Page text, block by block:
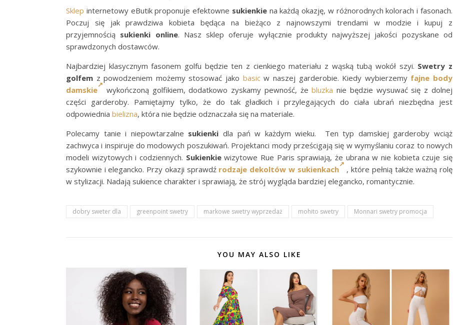
Sklep internetowy eButik proponuje efektowne sukienkie na każdą okazję, w różnorodnych kolorach i fasonach.
Poczuj się jak prawdziwa kobieta będąca na bieżąco z najnowszymi trendami w modzie i kupuj z
przyjemnością sukienki online. Nasz sklep oferuje wyłącznie produkty najwyższej jakości pozyskane od
sprawdzonych dostawców.
Najbardziej klasycznym fasonem golfu będzie ten z cienkiego materiału z wąską tubą wokół szyi. Swetry z
golfem z powodzeniem możemy stosować jako basicw naszej garderobie. Kiedy wybierzemy fajne body
damskie
wykończoną golfikiem, dodatkowo zyskamy pewność, żebluzka nie będzie wysuwać się z dolnej
części garderoby. Pamiętajmy tylko, że do tak gładkich i przylegających do ciała ubrań niezbędna jest
odpowiednia bielizna, która nie będzie odznaczała się na materiale.
Polecamy tanie i niepowtarzalne sukienki dla pań w każdym wieku. Ten typ damskiej garderoby wciąż
zachwyca i inspiruje do modowych poszukiwań. Projektanci mody prześcigają się w wymyślaniu coraz to nowych
modeli wizytowych i codziennych. Sukienkiewizytowe Rue Paris sprawiają, że ubrana w nie kobieta czuje się
szykownie i elegancko. Przy okazji sprawdź rodzaje dekoltów w sukienkach
, które pełnią także ważną rolę
w stylizacji. Nadają sukience charakter i sprawiają, że strój wygląda bardziej elegancko, romantycznie.
dobry sweter dla greenpoint swetry markowe swetry wyprzedaż mohito swetry Monnari swetry promocja
YOU MAY ALSO LIKE